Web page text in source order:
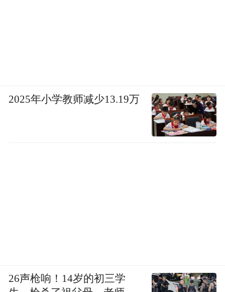
2025年小学教师减少13.19万
26声枪响！14岁的初三学